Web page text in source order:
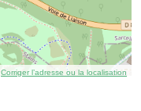
Corriger l’adresse ou la localisation